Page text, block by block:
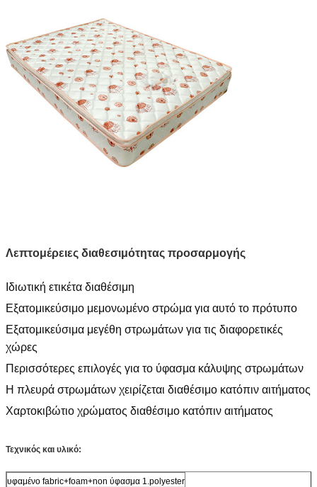
Λεπτομέρειες διαθεσιμότητας προσαρμογής
Ιδιωτική ετικέτα διαθέσιμη
Εξατομικεύσιμο μεμονωμένο στρώμα για αυτό το πρότυπο
Εξατομικεύσιμα μεγέθη στρωμάτων για τις διαφορετικές
χώρες
Περισσότερες επιλογές για το ύφασμα κάλυψης στρωμάτων
Η πλευρά στρωμάτων χειρίζεται διαθέσιμο κατόπιν αιτήματος
Χαρτοκιβώτιο χρώματος διαθέσιμο κατόπιν αιτήματος
Τεχνικός και υλικό:
υφαμένο fabric+foam+non ύφασμα 1.polyester